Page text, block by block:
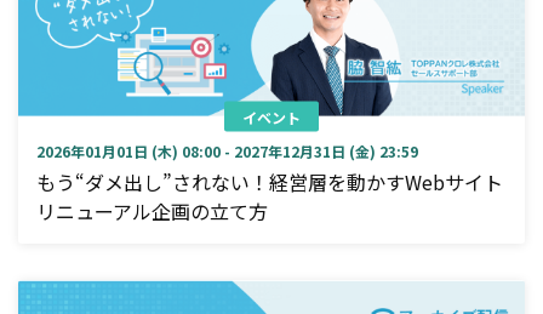
イベント
2026年01月01日 (木) 08:00 - 2027年12月31日 (金) 23:59
もう“ダメ出し”されない！経営層を動かすWebサイト
リニューアル企画の立て方